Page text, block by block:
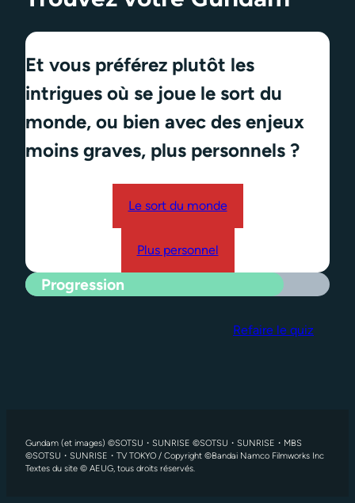
Et vous préférez plutôt les
intrigues où se joue le sort du
monde, ou bien avec des enjeux
moins graves, plus personnels ?
Le sort du monde
Plus personnel
Progression
Refaire le quiz
Gundam (et images) ©SOTSU・SUNRISE ©SOTSU・SUNRISE・MBS
©SOTSU・SUNRISE・TV TOKYO / Copyright ©Bandai Namco Filmworks Inc
Textes du site © AEUG, tous droits réservés.